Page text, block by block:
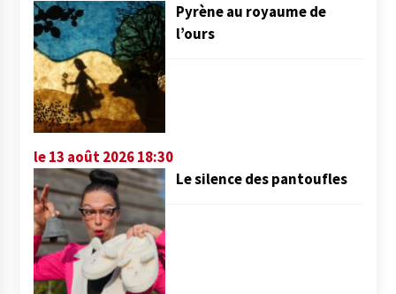
Pyrène au royaume de
l’ours
le 13 août 2026 18:30
Le silence des pantoufles